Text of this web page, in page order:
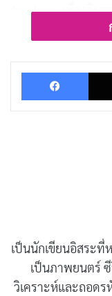
Academy เพื่อเดิน
นักเวทย์ผู้โ
ไม่มีความสามารถ
เธอดูริบหรี่มาก จ
สัญญาแลกเปลี่ยน โ
แมวจะสอนเวทมนต
คือ
เคยเป็นนักเวทย์ร
พลิกผันเมื่อกลุ่มลัท
และเขาถูกตราหน้
เขาอยู่ในร่างแมว
ระหว่างเขากับสปิก้
เป็นนักเขียนอิสระที่
เป็นภาพยนตร์
วิเคราะห์และถอด